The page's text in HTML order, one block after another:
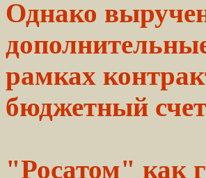
Однако
рамках
бюджетный
"Росатом" как